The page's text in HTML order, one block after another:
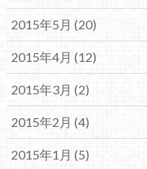
2015年5月 (20)
2015年4月 (12)
2015年3月 (2)
2015年2月 (4)
2015年1月 (5)